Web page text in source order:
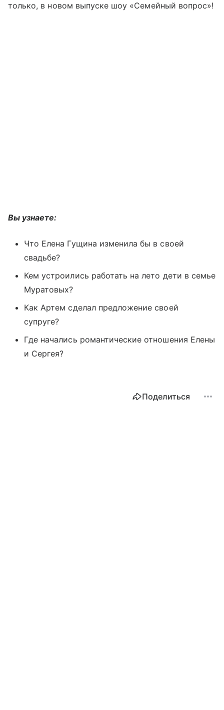
только, в новом выпуске шоу «Семейный вопрос»!
Вы узнаете:
Что Елена Гущина изменила бы в своей
свадьбе?
Кем устроились работать на лето дети в семье
Муратовых?
Как Артем сделал предложение своей
супруге?
Где начались романтические отношения Елены
и Сергея?
Поделиться